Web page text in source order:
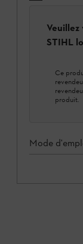
Veuillez
STIHL
Ce
produit.
Mode